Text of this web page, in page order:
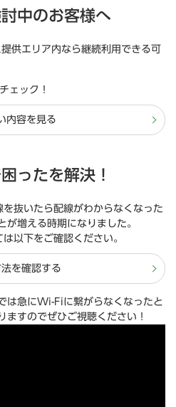
中のお客様へ
供エリア内なら継続利用できる可
ェック！
内容を見る
ったを解決！
抜いたら配線がわからなくなった
が増える時期になりました。
以下をご確認ください。
を確認する
は急にWi-Fiに繋がらなくなったと
ますのでぜひご視聴ください！